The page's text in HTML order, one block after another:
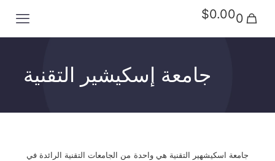
0
$0.00
جامعة إسكيشير التقنية
جامعة اسكيشهير التقنية هي واحدة من الجامعات التقنية الرائدة في